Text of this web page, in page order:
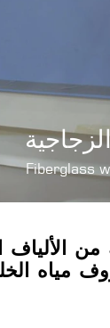
Fiberglass
من الألياف
مياه